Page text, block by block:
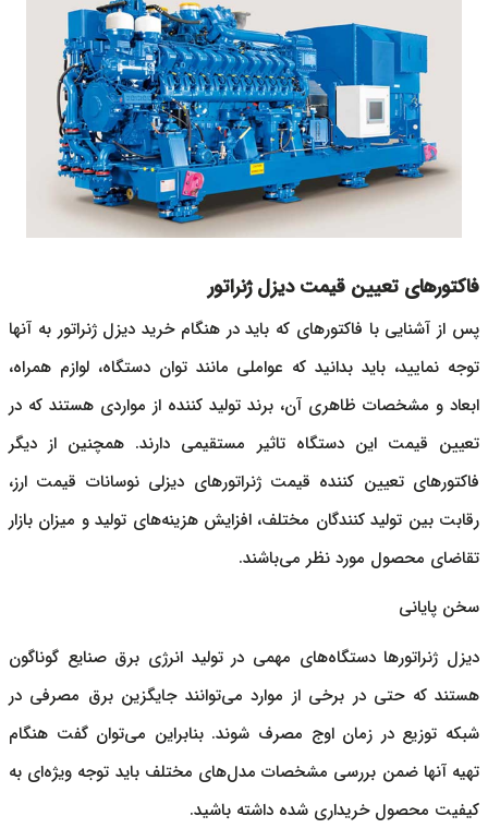
فاکتورهای تعیین قیمت دیزل ژنراتور
پس از آشنایی با فاکتورهای که باید در هنگام خریددیزل ژنراتوربه آنها
توجه نمایید، باید بدانید که عواملی مانند توان دستگاه، لوازم همراه،
ابعاد و مشخصات ظاهری آن، برند تولید کننده از مواردی هستند که در
تعیین قیمت این دستگاه تاثیر مستقیمی دارند. همچنین از دیگر
فاکتورهای تعیین کننده قیمت ژنراتورهای دیزلینوسانات قیمت ارز،
رقابت بین تولید کنندگان مختلف، افزایش هزینه‌های تولید و میزان بازار
تقاضای محصول مورد نظر می‌باشند.
سخن پایانی
دیزل ژنراتورها دستگاه‌های مهمی در تولید انرژی برق صنایع گوناگون
هستند که حتی در برخی از موارد می‌توانند جایگزین برق مصرفی در
شبکه توزیع در زمان اوج مصرف شوند. بنابراین می‌توان گفت هنگام
تهیه آنها ضمن بررسی مشخصات مدل‌های مختلف باید توجه ویژه‌ای به
کیفیت محصول خریداری شده داشته باشید.